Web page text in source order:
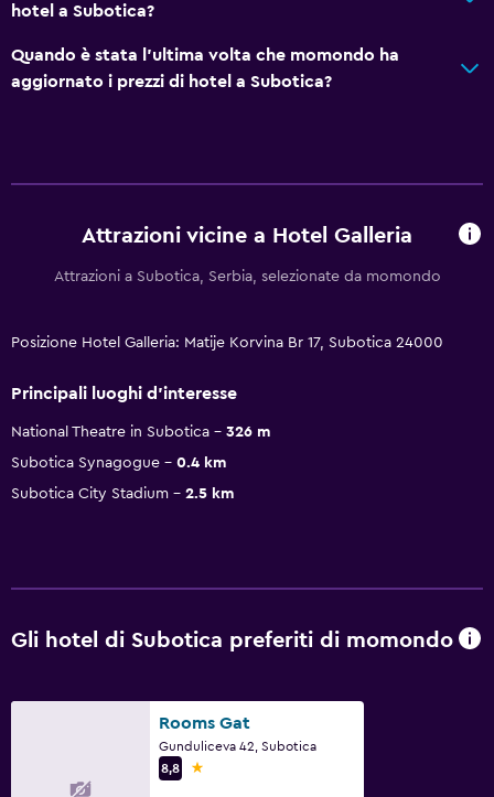
hotel a Subotica?
Quando è stata l'ultima volta che momondo ha
aggiornato i prezzi di hotel a Subotica?
Attrazioni vicine a Hotel Galleria
Attrazioni a Subotica, Serbia, selezionate da momondo
Posizione Hotel Galleria: Matije Korvina Br 17, Subotica 24000
Principali luoghi d'interesse
National Theatre in Subotica
326 m
Subotica Synagogue
0.4 km
Subotica City Stadium
2.5 km
Gli hotel di Subotica preferiti di momondo
Rooms Gat
Gunduliceva 42, Subotica
8,8
1 stella